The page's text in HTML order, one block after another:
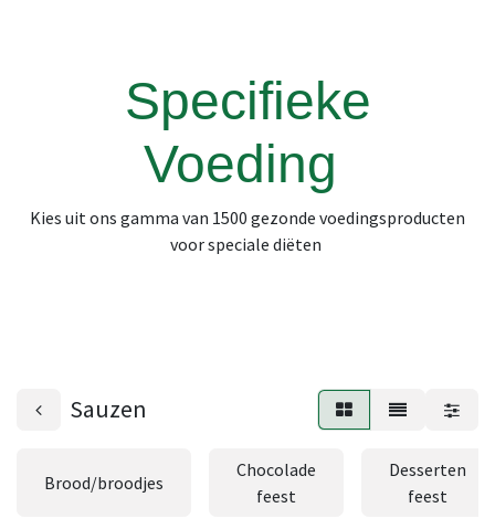
Specifieke
Voeding
Kies uit ons gamma van 1500 gezonde voedingsproducten
voor speciale diëten
Sauzen
Brood/broodjes
Chocolade
feest
Desserten
feest